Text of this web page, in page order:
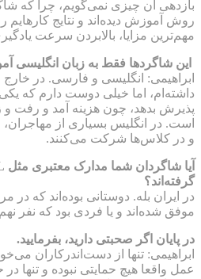
بازدهی آن چیزی نمی‌گویم، چرا که
روش آموزش دیده‌اند و نتایج کارهایم
مهم‌ترین مزایا، بالابردن سرعت
این شاگردها فقط به زبان انگلیسی
ابراهیمی: انگلیسی و فارسی. در
داشته‌ام، اما خیلی دوست دارم که
پذیرش بدهد، چون هزینه آمد و رفت
است. در انگلیس بسیاری از مهاجران،
و در کلاس‌ها شرکت می‌کنند.
گرفته‌اند؟
موفق شده‌اند و یا فردی بود که نفر
در پایان اگر صحبتی دارید، بفرمایید.
ابراهیمی: تنها از دست‌اندرکاران
عمل واقعا هیچ حمایتی نبوده و تنها